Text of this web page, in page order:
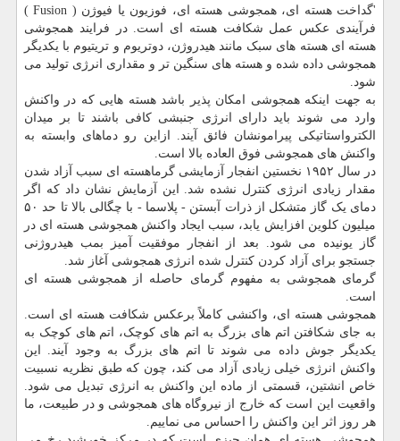
'گداخت هسته ای، همجوشی هسته ای، فوزیون یا فیوژن ( Fusion )
فرآیندی عکس عمل شکافت هسته ای است. در فرایند همجوشی
هسته ای هسته های سبک مانند هیدروژن، دوتریوم و تریتیوم با یکدیگر
همجوشی داده شده و هسته های سنگین تر و مقداری انرژی تولید می
شود.
به جهت اینکه همجوشی امکان پذیر باشد هسته هایی که در واکنش
وارد می شوند باید دارای انرژی جنبشی کافی باشند تا بر میدان
الکترواستاتیکی پیرامونشان فائق آیند. ازاین رو دماهای وابسته به
واکنش های همجوشی فوق العاده بالا است.
در سال ۱۹۵۲ نخستین انفجار آزمایشی گرماهسته ای سبب آزاد شدن
مقدار زیادی انرژی کنترل نشده شد. این آزمایش نشان داد که اگر
دمای یک گاز متشکل از ذرات آبستن - پلاسما - با چگالی بالا تا حد ۵۰
میلیون کلوین افزایش یابد، سبب ایجاد واکنش همجوشی هسته ای در
گاز یونیده می شود. بعد از انفجار موفقیت آمیز بمب هیدروژنی
جستجو برای آزاد کردن کنترل شده انرژی همجوشی آغاز شد.
گرمای همجوشی به مفهوم گرمای حاصله از همجوشی هسته ای
است.
همجوشی هسته ای، واکنشی کاملاً برعکس شکافت هسته ای است.
به جای شکافتن اتم های بزرگ به اتم های کوچک، اتم های کوچک به
یکدیگر جوش داده می شوند تا اتم های بزرگ به وجود آیند. این
واکنش انرژی خیلی زیادی آزاد می کند، چون که طبق نظریه نسبیت
خاص انشتین، قسمتی از ماده این واکنش به انرژی تبدیل می شود.
واقعیت این است که خارج از نیروگاه های همجوشی و در طبیعت، ما
هر روز اثر این واکنش را احساس می نماییم.